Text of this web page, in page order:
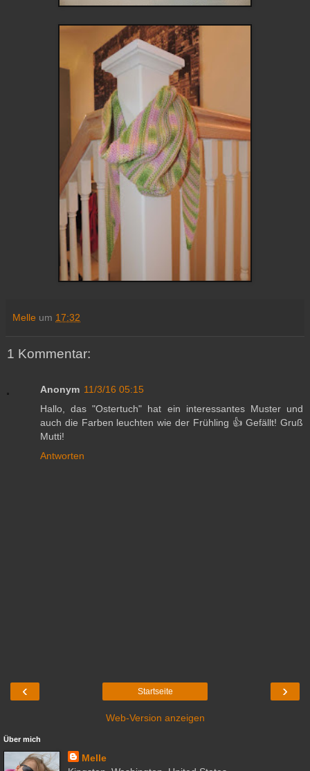
Melle um 17:32
1 Kommentar:
Anonym 11/3/16 05:15
Hallo, das "Ostertuch" hat ein interessantes Muster und
auch die Farben leuchten wie der Frühling 👍 Gefällt! Gruß
Mutti!
Antworten
‹ ›
Startseite
Web-Version anzeigen
Über mich
Melle